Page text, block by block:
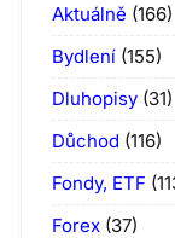
Aktuálně (166)
Bydlení (155)
Dluhopisy (31)
Důchod (116)
Fondy, ETF
Forex (37)